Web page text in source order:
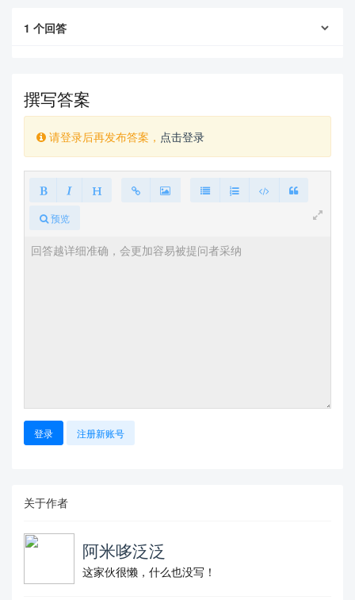
1 个回答
撰写答案
请登录后再发布答案， 点击登录
预览
登录 注册新账号
关于作者
阿米哆泛泛
这家伙很懒，什么也没写！